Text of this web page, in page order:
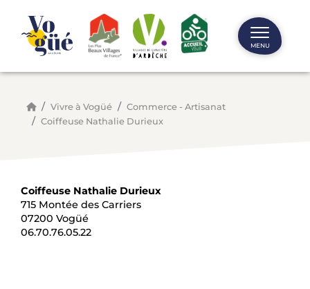
MENU
Vivre à Vogüé
Commerce - Artisanat
Coiffeuse Nathalie Durieux
Coiffeuse Nathalie Durieux
715 Montée des Carriers
07200 Vogüé
06.70.76.05.22